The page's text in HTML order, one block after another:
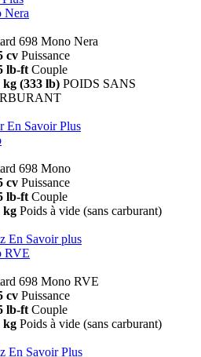
Nera
698 Mono Nera
cv Puissance
lb-ft Couple
kg (333 lb) POIDS SANS
En Savoir Plus
698 Mono
cv Puissance
lb-ft Couple
kg Poids à vide (sans carburant)
En Savoir plus
RVE
698 Mono RVE
cv Puissance
lb-ft Couple
kg Poids à vide (sans carburant)
En Savoir Plus